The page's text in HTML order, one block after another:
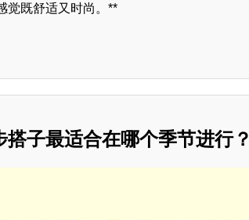
觉既舒适又时尚。**
搭子最适合在哪个季节进行？